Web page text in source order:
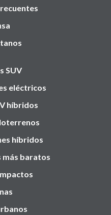
SUV
eléctricos
híbridos
híbridos
más baratos